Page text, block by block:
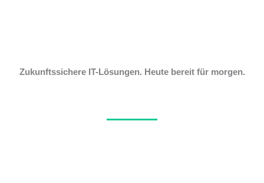
Zukunftssichere IT-Lösungen. Heute bereit für morgen.